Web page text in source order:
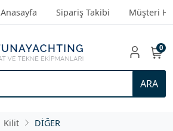
Anasayfa Sipariş Takibi Müşteri
ARA
0
Kilit DİĞER